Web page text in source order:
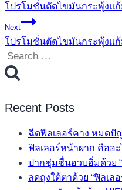
navigation
โปรโมชั่นตัดไขมันกระพุ้งแก้
Next
โปรโมชั่นตัดไขมันกระพุ้งแก้
Search
for:
Recent Posts
ฉีดฟิลเลอร์คาง หมดปั
ฟิลเลอร์หน้าผาก คืออะ
ปากชุ่มชื่นอวบอิ่มด้วย “
ลดถุงใต้ตาด้วย “ฟิลเลอ